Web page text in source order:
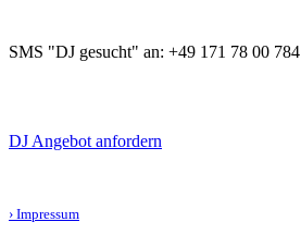
SMS "DJ gesucht" an: +49 171 78 00 784
DJ Angebot anfordern
› Impressum